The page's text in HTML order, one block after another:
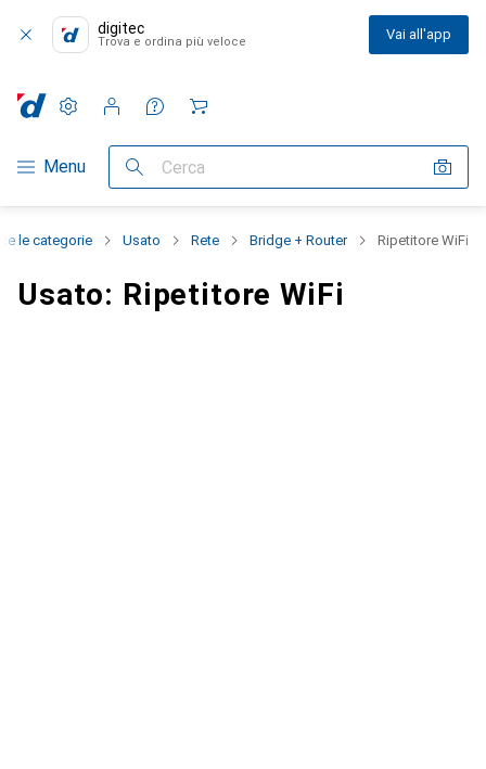
digitec
Trova e ordina più veloce Vai all'app
Categoria Navigazione
Menu Cerca
Impostazioni
Conto cliente
Liste di confronto
Liste dei desideri
Carrello
le categorie Usato Rete Bridge + Router Ripetitore WiFi
Usato: Ripetitore WiFi